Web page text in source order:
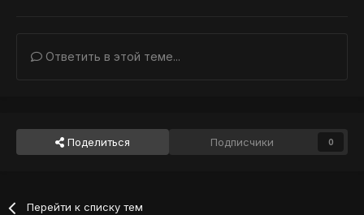
Ответить в этой теме...
Поделиться Подписчики 0
Перейти к списку тем